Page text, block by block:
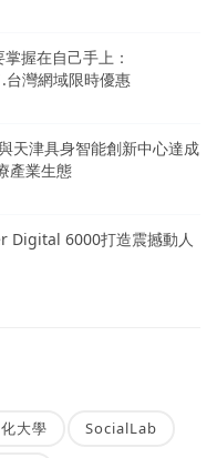
握在自己手上：
灣網域限時優惠
天津具身智能創新中心達成
產業生態
Digital 6000打造震撼動人
大學 SocialLab